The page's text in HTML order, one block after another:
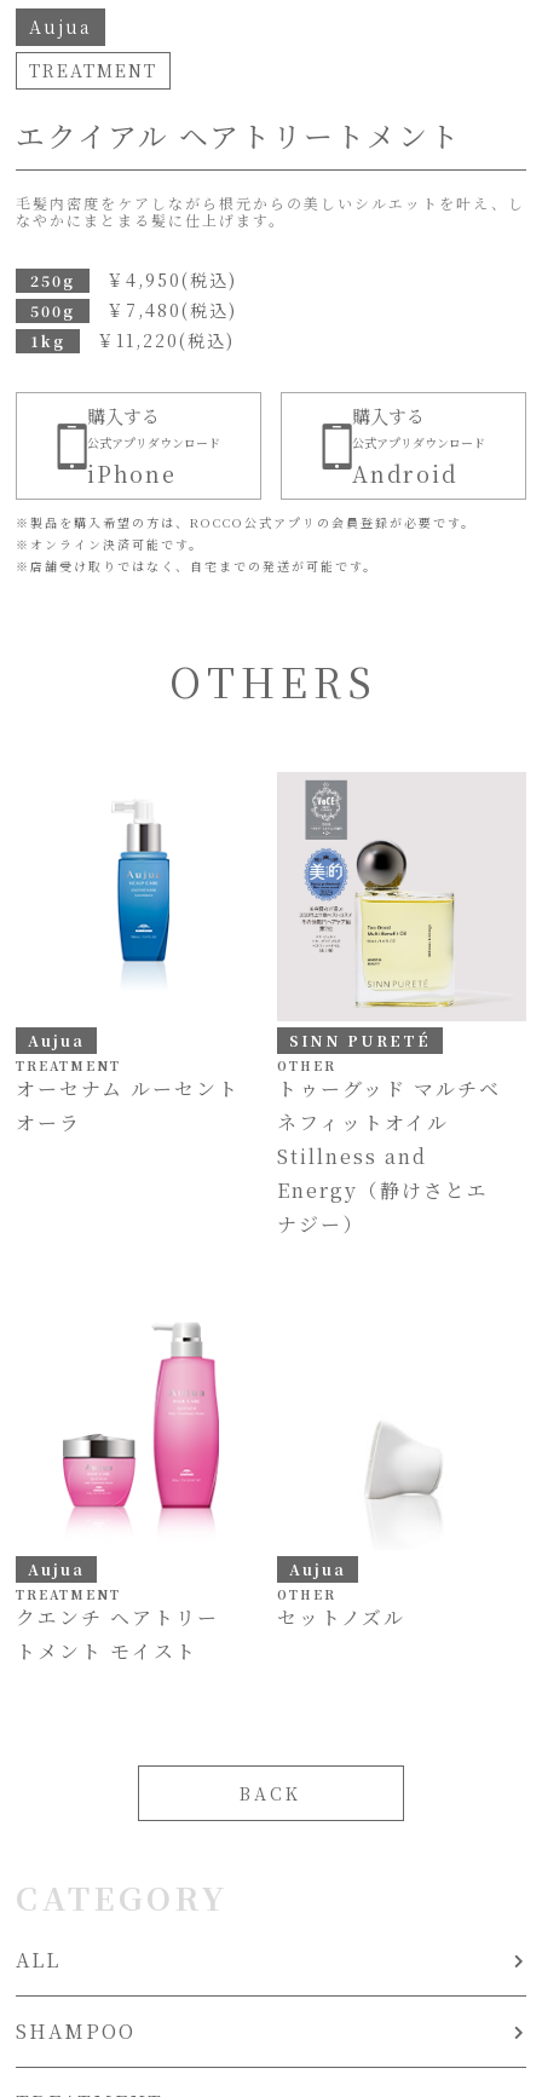
Aujua
TREATMENT
エクイアル ヘアトリートメント
毛髪内密度をケアしながら根元からの美しいシルエットを叶え、し
なやかにまとまる髪に仕上げます。
250g ￥4,950(税込)
500g ￥ 7,480(税込)
1kg ￥ 11,220(税込)
購入する
公式アプリダウンロード
iPhone
購入する
公式アプリダウンロード
Android
※製品を購入希望の方は、ROCCO公式アプリの会員登録が必要です。
※ オンライン決済可能です。
※店舗受け取りではなく、自宅までの発送が可能です。
OTHERS
Aujua
TREATMENT
オーセナム ルーセント
オーラ
SINN PURETÉ
OTHER
トゥーグッド マルチベ
ネフィットオイル
Stillness and
Energy（静けさとエ
ナジー）
Aujua
TREATMENT
クエンチ ヘアトリー
トメント モイスト
Aujua
OTHER
セットノズル
BACK
CATEGORY
ALL
SHAMPOO